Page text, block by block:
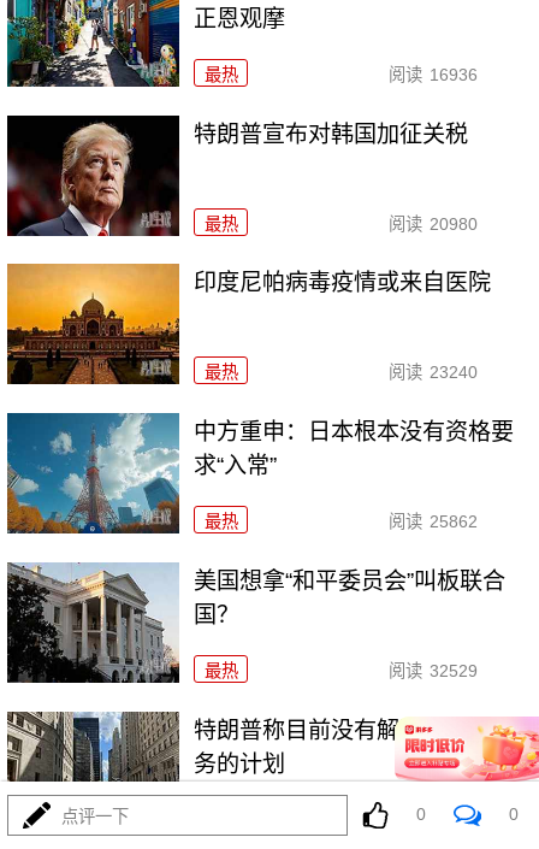
正恩观摩
最热 阅读 16936
特朗普宣布对韩国加征关税
最热 阅读 20980
印度尼帕病毒疫情或来自医院
最热 阅读 23240
中方重申：日本根本没有资格要
求“入常”
最热 阅读 25862
美国想拿“和平委员会”叫板联合
国？
最热 阅读 32529
特朗普称目前没有解除鲍威尔职
务的计划
阅读 23892
点评一下 0 0